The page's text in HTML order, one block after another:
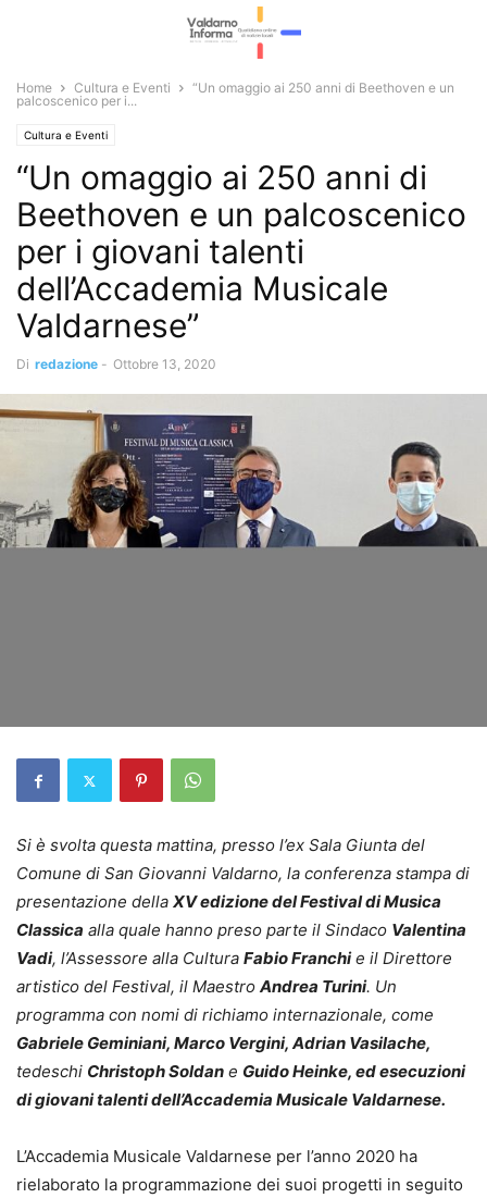
Home Cultura e Eventi
“Un omaggio ai 250 anni di Beethoven e un
palcoscenico per i...
Cultura e Eventi
“Un omaggio ai 250 anni di
Beethoven e un palcoscenico
per i giovani talenti
dell’Accademia Musicale
Valdarnese”
Di redazione - Ottobre 13, 2020
Si è svolta questa mattina, presso l’ex Sala Giunta del
Comune di San Giovanni Valdarno, la conferenza stampa di
presentazione della XV edizione del Festival di Musica
Classica alla quale hanno preso parte il Sindaco Valentina
Vadi, l’Assessore alla Cultura Fabio Franchie il Direttore
artistico del Festival, il Maestro Andrea Turini. Un
programma con nomi di richiamo internazionale, come
Gabriele Geminiani, Marco Vergini, Adrian Vasilache,
tedeschi Christoph Soldan e Guido Heinke, ed esecuzioni
di giovani talenti dell’Accademia Musicale Valdarnese.
L’Accademia Musicale Valdarnese per l’anno 2020 ha
rielaborato la programmazione dei suoi progetti in seguito